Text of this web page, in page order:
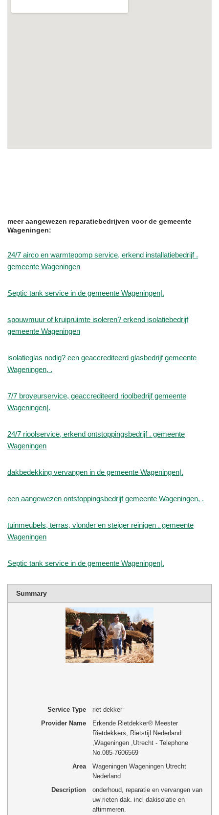
meer aangewezen reparatiebedrijven voor de gemeente
Wageningen:
24/7 airco en warmtepomp service, erkend installatiebedrijf .
gemeente Wageningen
Septic tank service in de gemeente Wageningen|.
spouwmuur of kruipruimte isoleren? erkend isolatiebedrijf
gemeente Wageningen
isolatieglas nodig? een geaccrediteerd glasbedrijf gemeente
Wageningen, .
7/7 broyeurservice, geaccrediteerd rioolbedrijf gemeente
Wageningen|.
24/7 rioolservice, erkend ontstoppingsbedrijf . gemeente
Wageningen
dakbedekking vervangen in de gemeente Wageningen|.
een aangewezen ontstoppingsbedrijf gemeente Wageningen, .
tuinmeubels, terras, vlonder en steiger reinigen . gemeente
Wageningen
Septic tank service in de gemeente Wageningen|.
Summary
Service Type
riet dekker
Provider Name
Erkende Rietdekker® Meester
Rietdekkers, Rietstijl Nederland
Wageningen Utrecht -Telephone
No.085-7606569
Area
Wageningen Wageningen Utrecht
Nederland
Description
onderhoud, reparatie en vervangen van
uw rieten dak. incl dakisolatie en
aftimmeren.